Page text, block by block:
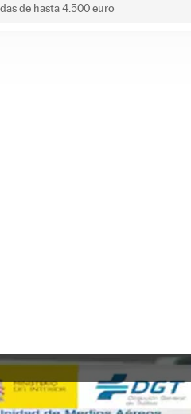
de hasta 4.500 euro